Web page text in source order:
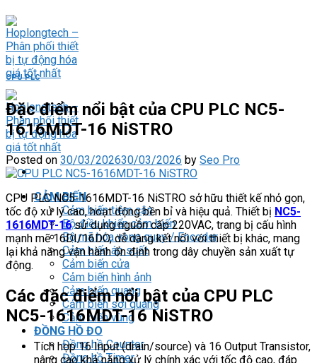
Skip
to
content
CẢM BIẾN
Cảm biến tiệm cận
Bộ điều khiển cảm biến
Bộ mã hóa vòng quay / Encoder
Cảm biến áp suất
Cảm biến cửa
Cảm biến hình ảnh
Cảm biến quang
Cảm biến sợi quang
Cảm biến vùng
ĐỒNG HỒ ĐO
Đồng hồ Counter
Đồng hồ Timer
CPU PLC
Đặc điểm nổi bật của CPU PLC NC5-
1616MDT-16 NiSTRO
Posted on 30/03/202630/03/2026 by Seo Pro
CPU PLC NC5-1616MDT-16 NiSTRO sở hữu thiết kế nhỏ gọn,
tốc độ xử lý cao, hoạt động bền bỉ và hiệu quả. Thiết bị NC5-
1616MDT-16sử dụng nguồn cấp 220VAC, trang bị cấu hình
mạnh mẽ 16DI/16DO, dễ dàng kết nối với thiết bị khác, mang
lại khả năng vận hành ổn định trong dây chuyền sản xuất tự
động.
Các đặc điểm nổi bật của CPU PLC
NC5-1616MDT-16 NiSTRO
Tích hợp 16 Input (drain/source) và 16 Output Transistor,
nâng cao khả năng xử lý chính xác với tốc độ cao, đáp